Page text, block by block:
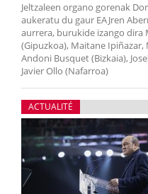
Jeltzaleen organo gorenak
aukeratu du gaur EAJren
aurrera, burukide izango dira
(Gipuzkoa), Maitane
Andoni Busquet (Bizkaia),
Javier Ollo (Nafarroa)
ACTUALITÉ